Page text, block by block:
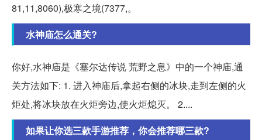
81,11,8060),极寒之境(7377,。
水神庙怎么通关?
你好,水神庙是《塞尔达传说 荒野之息》中的一个神庙,通
关方法如下: 1. 进入神庙后,拿起右侧的冰块,走到左侧的火
炬处,将冰块放在火炬旁边,使火炬熄灭。 2....
如果让你选三款手游推荐，你会推荐哪三款?